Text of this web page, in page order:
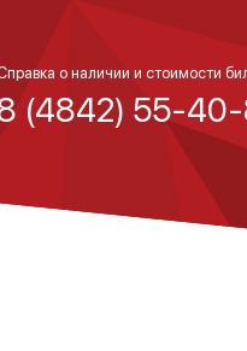
о наличии и стоимости
(4842) 55-